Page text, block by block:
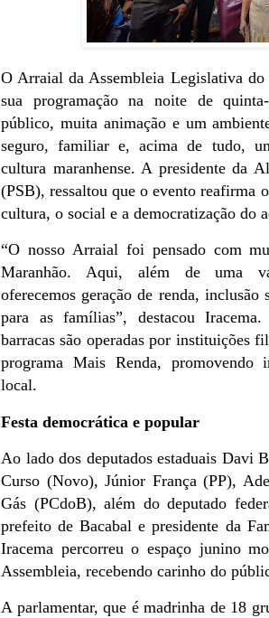
O Arraial da Assembleia Legislativa
sua programação na noite de
público, muita animação e um
seguro, familiar e, acima de tudo,
cultura maranhense. A presidente da
(PSB), ressaltou que o evento reafirma
cultura, o social e a democratização do
“O nosso Arraial foi pensado com
Maranhão. Aqui, além de uma
oferecemos geração de renda, inclusão
para as famílias”, destacou
barracas são operadas por instituições
programa Mais Renda, promovendo
local.
Festa democrática e popular
Ao lado dos deputados estaduais Davi
Curso (Novo), Júnior França (PP),
Gás (PCdoB), além do deputado
prefeito de Bacabal e presidente da
Iracema percorreu o espaço junino
Assembleia, recebendo carinho do
A parlamentar, que é madrinha de 18